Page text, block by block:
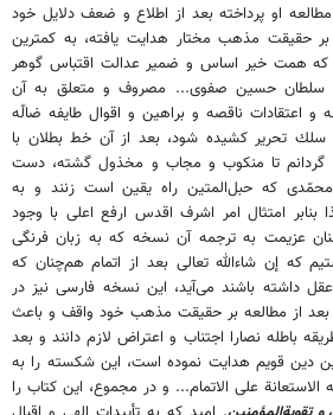
مطالعه او پرداخته بعد از اطلاع و ضعف دلايل خود
بر حقيقت مذهب مختار هدايت يافته، به كمترين
كه همت خير اساس و ضمير عدالت اقتباس گوهر
سلطان حسين صفوى... مصروف و متعلق به آن
و اعتقادات ناقصه و براهين و اقوال طايفه ضالّه
سلك تحرير كشيده شود، بعد از آن خط بطلان با
گردانم تا منكوب و مجاب و مخذول گشته، دست
كه حبل‌المتين راه يقين است زنند و به
بنابر امتثال امر اشرف اقدس ارفع اعلى با وجود
عنان عزيمت به ترجمه آن نسخه كه به زبان فرنگى
كه إن شاءالله تعالى بعد از اتمام هم‌چنان كه
داشته باشند مى‌آيد، اين نسخه فارسى نيز در
بعد از مطالعه بر حقيقت مذهب خود واقف و باعث
باطله نصارا اجتناب و اعتراض لازم دانند و بعد
دين قويم هدايت نموده است، اين شكسته را به
الاستعانة على الاتمام... و در مجموع، اين كتاب را